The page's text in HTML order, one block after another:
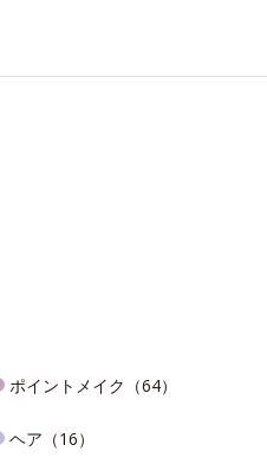
ポイントメイク（64）
ヘア（16）